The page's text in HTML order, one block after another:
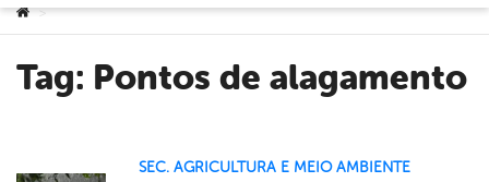
Você está aqui:
>
Tag: Pontos de alagamento
SEC. AGRICULTURA E MEIO AMBIENTE